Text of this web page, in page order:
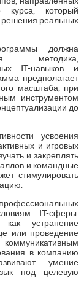
курса, который
решения реальных
должна
методика,
IT-навыков и
предполагает
масштаба, при
инструментом
до
усвоения
и игровых
и закреплять
и командные
стимулировать
IT-сферы.
устранение
или проведение
в компанию
умение
под целевую